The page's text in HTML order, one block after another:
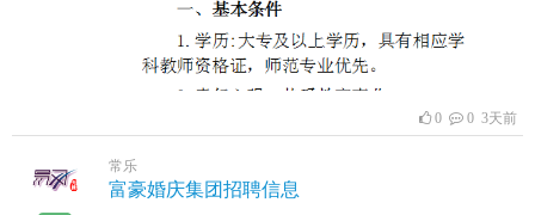
0 0 3天前
常乐
富豪婚庆集团招聘信息